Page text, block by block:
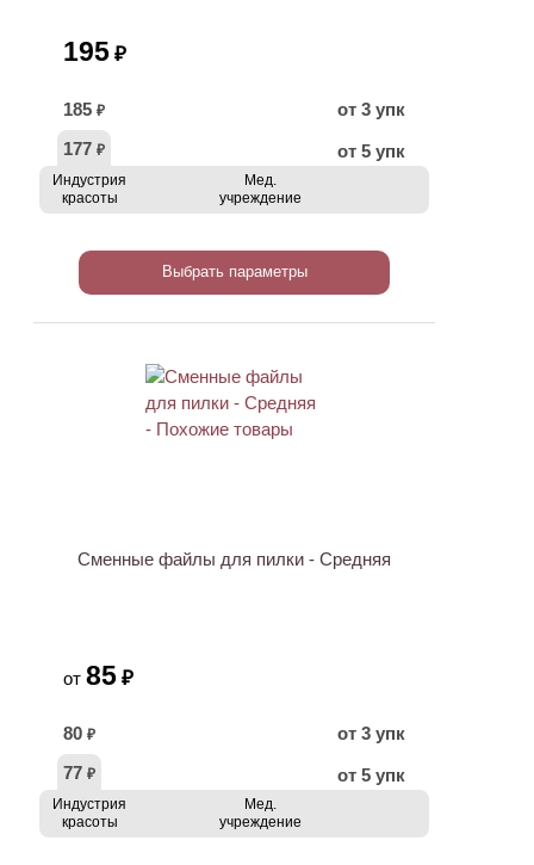
195 ₽
185 ₽
от 3 упк
177 ₽ от 5 упк
Индустрия
красоты
Мед.
учреждение
Выбрать параметры
Сменные файлы для пилки - Средняя
от 85 ₽
80 ₽
от 3 упк
77 ₽ от 5 упк
Индустрия
красоты
Мед.
учреждение